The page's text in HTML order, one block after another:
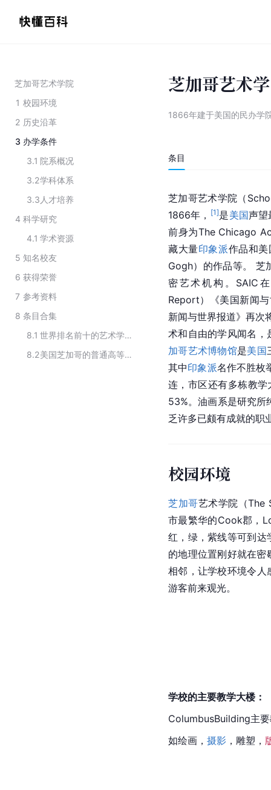
芝加哥艺术学院
1 校园环境
2 历史沿革
3 办学条件
3.1 院系概况
3.2学科体系
3.3 人才培养
4 科学研究
4.1 学术资源
5 知名校友
6 获得荣誉
7 参考资料
8 条目合集
8.1
世界排名前十的艺术学校
8.2
美国芝加哥的普通高等院校
芝加哥艺术
1866年建于美国的民办学
条目
芝加哥艺术学院（
1866年， [1]是美国声望
前身为The Chicago
藏大量印象派作品和
Gogh）的作品等。 芝
密艺术机构。SAIC
Report）《美国新闻
新闻与世界报道》再次
术和自由的学风闻名
加哥艺术博物馆是美国
其中印象派名作不胜枚
连，市区还有多栋教
53%。油画系是研究
乏许多已颇有成就的职
校园环境
芝加哥艺术学院（
市最繁华的Cook郡，
红，绿，紫线等可到达
的地理位置刚好就在密
相邻，让学校环境令人
游客前来观光。
学校的主要教学大楼：
ColumbusBuilding主
如绘画， 摄影 ，雕塑，